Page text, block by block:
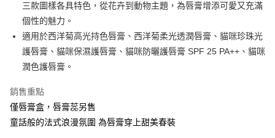
上海商業儲蓄銀行
台北富邦商業銀行
國泰世華商業銀行
臺灣中小企業銀行
台中商業銀行
匯豐（台灣）商業銀行
華泰商業銀行
聯邦商業銀行
遠東國際商業銀行
元大商業銀行
台新國際商業銀行
台灣樂天信用卡公司
Apple Pay
街口支付
ATM付款
測試中請勿選取(全家)
每筆NT$9,999
三款圖樣各具特色，從花卉到動物主題，為唇膏增添可愛又充滿
個性的魅力。
適用於西洋菊高光持色唇膏、西洋菊柔光透潤唇膏、貓咪珍珠光
護唇膏、貓咪保濕護唇膏、貓咪防曬護唇膏 SPF 25 PA++、貓咪
潤色護唇膏。
銷售重點
僅唇膏盒，唇膏蕊另售
童話般的法式浪漫氛圍 為唇膏穿上甜美春裝